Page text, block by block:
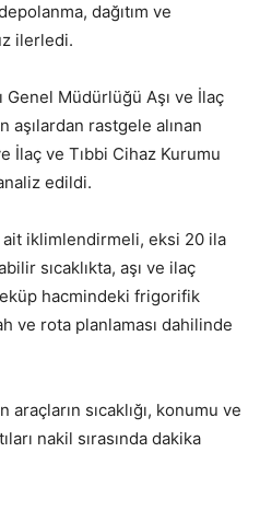
dağıtım ve
ilerledi.
Genel Müdürlüğü Aşı ve İlaç
aşılardan rastgele alınan
İlaç ve Tıbbi Cihaz Kurumu
edildi.
ait iklimlendirmeli, eksi 20 ila
sıcaklıkta, aşı ve ilaç
hacmindeki frigorifik
ve rota planlaması dahilinde
araçların sıcaklığı, konumu ve
nakil sırasında dakika